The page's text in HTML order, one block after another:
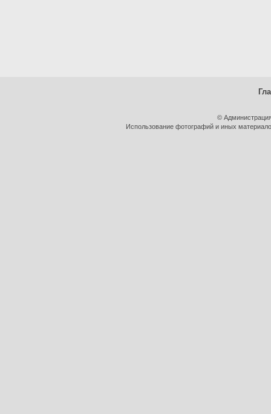
©
Использование фотографий и иных